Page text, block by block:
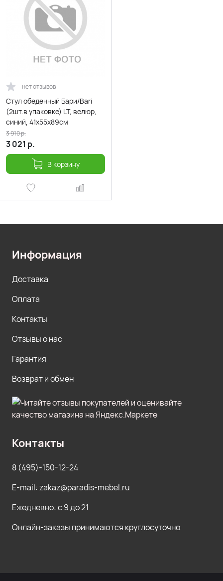
нет отзывов
Стул обеденный Бари/Bari
(2шт.в упаковке) LT, велюр,
синий, 41х55х89см
3 021 р.
3 910р.
В корзину
Информация
Доставка
Оплата
Контакты
Отзывы о нас
Гарантия
Возврат и обмен
Контакты
8 (495)-150-12-24
E-mail: zakaz@paradis-mebel.ru
Ежедневно: с 9 до 21
Онлайн-заказы принимаются круглосуточно